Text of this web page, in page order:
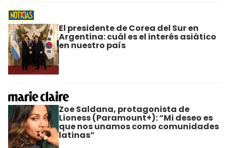
El presidente de Corea del Sur en
Argentina: cuál es el interés asiático
en nuestro país
Zoe Saldana, protagonista de
Lioness (Paramount+): “Mi deseo es
que nos unamos como comunidades
latinas”